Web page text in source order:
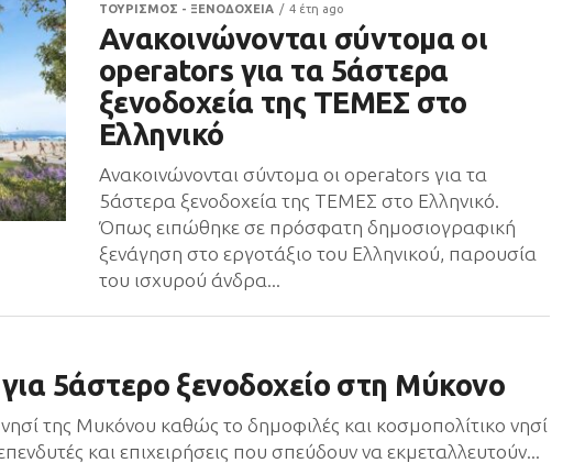
ΤΟΥΡΙΣΜΟΣ - ΞΕΝΟΔΟΧΕΙΑ 4 έτη ago
Ανακοινώνονται σύντομα οι
operators για τα 5άστερα
ξενοδοχεία της ΤΕΜΕΣ στο
Ελληνικό
Ανακοινώνονται σύντομα οι operators για τα
5άστερα ξενοδοχεία της ΤΕΜΕΣ στο Ελληνικό.
Όπως ειπώθηκε σε πρόσφατη δημοσιογραφική
ξενάγηση στο εργοτάξιο του Ελληνικού, παρουσία
του ισχυρού άνδρα...
5άστερο ξενοδοχείο στη Μύκονο
νησί της Μυκόνου καθώς το δημοφιλές και κοσμοπολίτικο νησί
και επιχειρήσεις που σπεύδουν να εκμεταλλευτούν...